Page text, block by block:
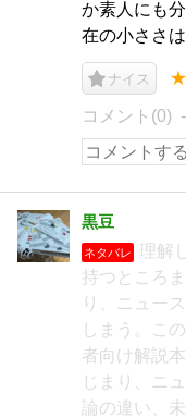
か素人にも
在の小ささは
ナイス
コメント(0)
黒豆
ネタバレ
理解
持つところ
り、ニュー
しまう。こ
者向け解説
じまり、ニ
論の違い、